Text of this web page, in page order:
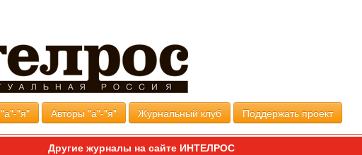
"я" Авторы "а"-"я" Журнальный клуб Поддержать проект
Другие журналы на сайте ИНТЕЛРОС